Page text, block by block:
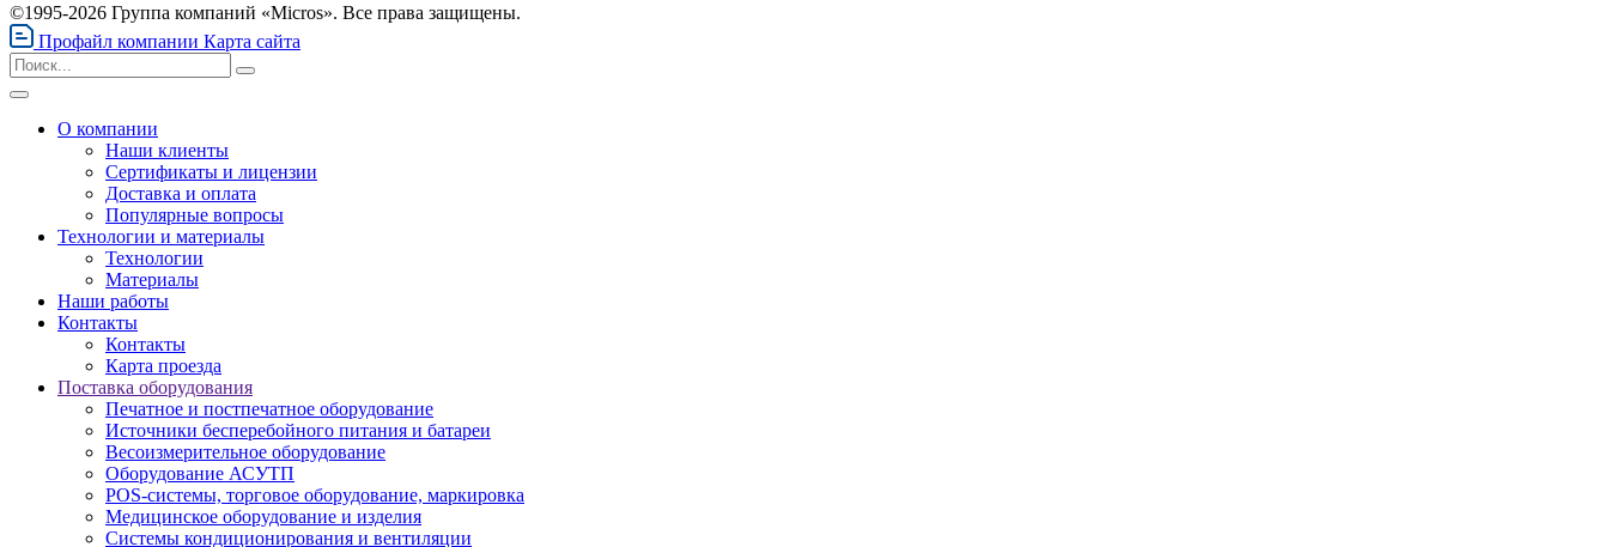
©1995-2026 Группа компаний «Micros». Все права защищены.
Профайл компании Карта сайта
О компании
Наши клиенты
Сертификаты и лицензии
Доставка и оплата
Популярные вопросы
Технологии и материалы
Технологии
Материалы
Наши работы
Контакты
Контакты
Карта проезда
Поставка оборудования
Печатное и постпечатное оборудование
Источники бесперебойного питания и батареи
Весоизмерительное оборудование
Оборудование АСУТП
POS-системы, торговое оборудование, маркировка
Медицинское оборудование и изделия
Системы кондиционирования и вентиляции